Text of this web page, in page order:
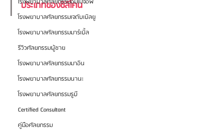
โรงพยาบาลศัลยกรรมเจดับเบิลยู
โรงพยาบาลศัลยกรรมมาร์เบิ้ล
รีวิวศัลยกรรมผู้ชาย
โรงพยาบาลศัลยกรรมมาอิน
โรงพยาบาลศัลยกรรมนานะ
โรงพยาบาลศัลยกรรมรูบี
Certified Consultant
คู่มือศัลยกรรม
ประเภทของซิลิโคน